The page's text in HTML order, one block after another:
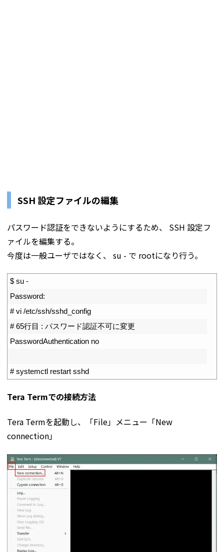
SSH 設定ファイルの編集
パスワード認証をできないようにするため、 SSH 設定フ
ァイルを編集する。
今度は一般ユーザではなく、 su - で rootになり行う。
$ su -
Password:
# vi /etc/ssh/sshd_config
# 65行目 : パスワード認証不可に変更
PasswordAuthentication no
# systemctl restart sshd
Tera Termでの接続方法
Tera Termを起動し、「File」メニュー「New
connection」